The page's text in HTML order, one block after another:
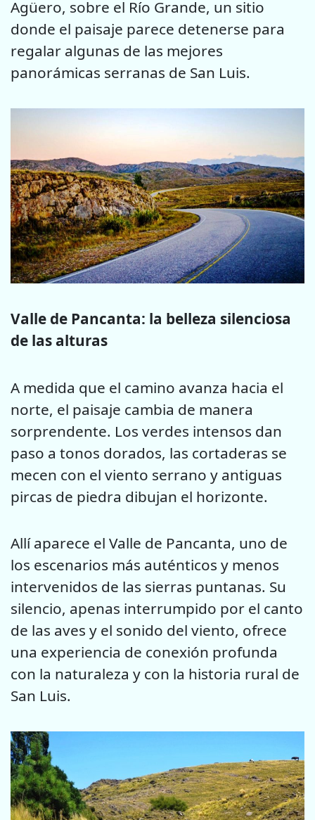
Agüero, sobre el Río Grande, un sitio
donde el paisaje parece detenerse para
regalar algunas de las mejores
panorámicas serranas de San Luis.
Valle de Pancanta: la belleza silenciosa
de las alturas
A medida que el camino avanza hacia el
norte, el paisaje cambia de manera
sorprendente. Los verdes intensos dan
paso a tonos dorados, las cortaderas se
mecen con el viento serrano y antiguas
pircas de piedra dibujan el horizonte.
Allí aparece el Valle de Pancanta, uno de
los escenarios más auténticos y menos
intervenidos de las sierras puntanas. Su
silencio, apenas interrumpido por el canto
de las aves y el sonido del viento, ofrece
una experiencia de conexión profunda
con la naturaleza y con la historia rural de
San Luis.